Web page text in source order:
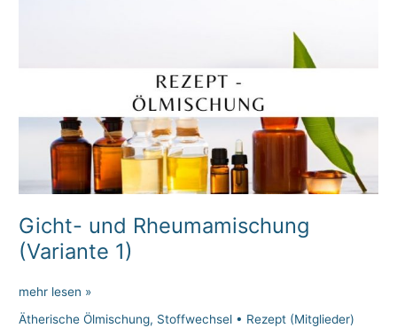
Gicht- und Rheumamischung
(Variante 1)
Gicht-
und
mehr lesen »
Ätherische Ölmischung, Stoffwechsel• Rezept (Mitglieder)